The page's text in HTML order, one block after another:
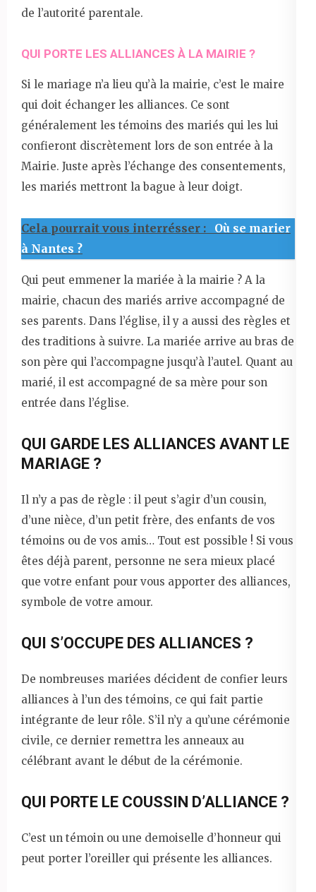
de l’autorité parentale.
QUI PORTE LES ALLIANCES À LA MAIRIE ?
Si le mariage n’a lieu qu’à la mairie, c’est le maire
qui doit échanger les alliances. Ce sont
généralement les témoins des mariés qui les lui
confieront discrètement lors de son entrée à la
Mairie. Juste après l’échange des consentements,
les mariés mettront la bague à leur doigt.
Cela pourrait vous interrésser :
Où se marier
à Nantes ?
Qui peut emmener la mariée à la mairie ? A la
mairie, chacun des mariés arrive accompagné de
ses parents. Dans l’église, il y a aussi des règles et
des traditions à suivre. La mariée arrive au bras de
son père qui l’accompagne jusqu’à l’autel. Quant au
marié, il est accompagné de sa mère pour son
entrée dans l’église.
QUI GARDE LES ALLIANCES AVANT LE
MARIAGE ?
Il n’y a pas de règle : il peut s’agir d’un cousin,
d’une nièce, d’un petit frère, des enfants de vos
témoins ou de vos amis… Tout est possible ! Si vous
êtes déjà parent, personne ne sera mieux placé
que votre enfant pour vous apporter des alliances,
symbole de votre amour.
QUI S’OCCUPE DES ALLIANCES ?
De nombreuses mariées décident de confier leurs
alliances à l’un des témoins, ce qui fait partie
intégrante de leur rôle. S’il n’y a qu’une cérémonie
civile, ce dernier remettra les anneaux au
célébrant avant le début de la cérémonie.
QUI PORTE LE COUSSIN D’ALLIANCE ?
C’est un témoin ou une demoiselle d’honneur qui
peut porter l’oreiller qui présente les alliances.